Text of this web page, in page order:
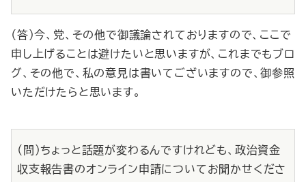
（答）今、党、その他で御議論されておりますので、ここで
申し上げることは避けたいと思いますが、これまでもブロ
グ、その他で、私の意見は書いてございますので、御参照
いただけたらと思います。
（問）ちょっと話題が変わるんですけれども、政治資金
収支報告書のオンライン申請についてお聞かせくださ